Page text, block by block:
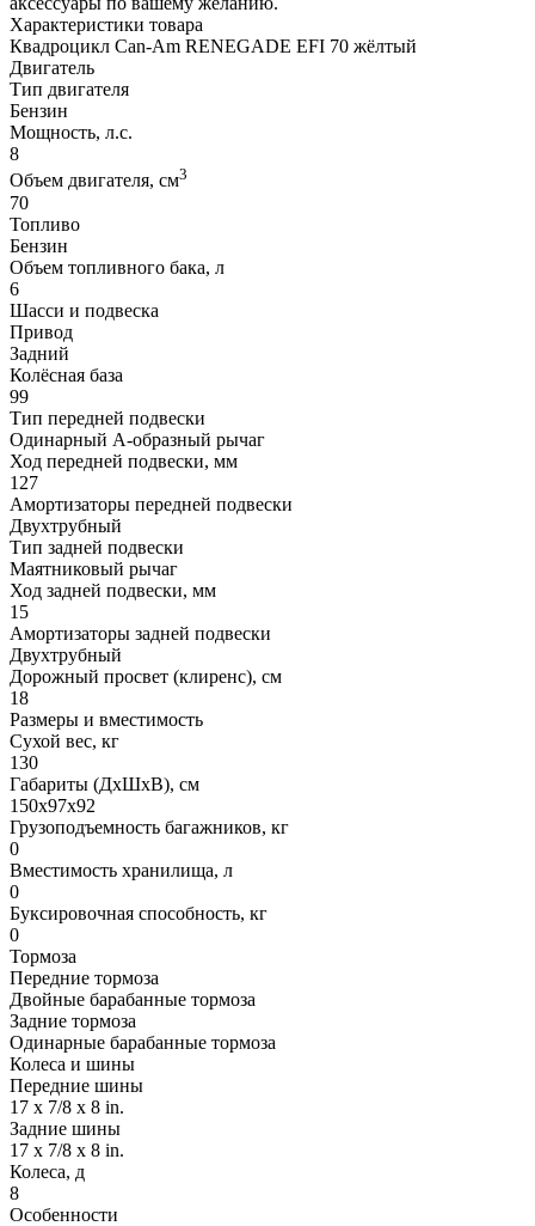
Характеристики товара
Квадроцикл Can-Am RENEGADE EFI 70 жёлтый
Двигатель
Тип двигателя
Бензин
Мощность, л.с.
8
Объем двигателя, см3
70
Топливо
Бензин
Объем топливного бака, л
6
Шасси и подвеска
Привод
Задний
Колёсная база
99
Тип передней подвески
Одинарный А-образный рычаг
Ход передней подвески, мм
127
Амортизаторы передней подвески
Двухтрубный
Тип задней подвески
Маятниковый рычаг
Ход задней подвески, мм
15
Амортизаторы задней подвески
Двухтрубный
Дорожный просвет (клиренс), см
18
Размеры и вместимость
Сухой вес, кг
130
Габариты (ДхШхВ), см
150x97x92
Грузоподъемность багажников, кг
0
Вместимость хранилища, л
0
Буксировочная способность, кг
0
Тормоза
Передние тормоза
Двойные барабанные тормоза
Задние тормоза
Одинарные барабанные тормоза
Колеса и шины
Передние шины
17 x 7/8 x 8 in.
Задние шины
17 x 7/8 x 8 in.
Колеса, д
8
Особенности